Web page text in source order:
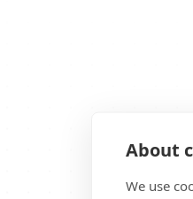
About
We use